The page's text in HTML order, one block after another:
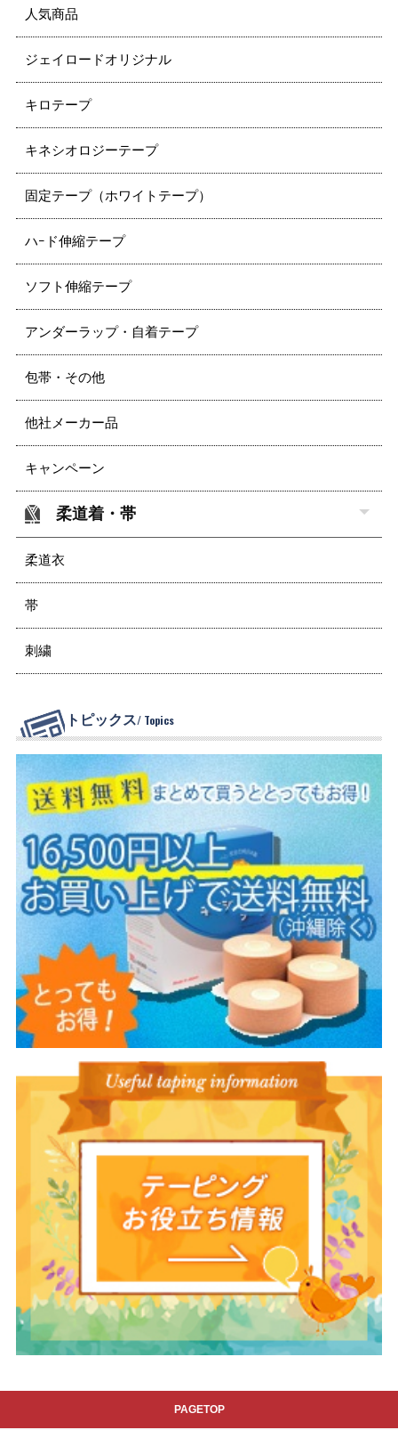
人気商品
ジェイロードオリジナル
キロテープ
キネシオロジーテープ
固定テープ（ホワイトテープ）
ハｰド伸縮テープ
ソフト伸縮テープ
アンダーラップ・自着テープ
包帯・その他
他社メーカー品
キャンペーン
柔道着・帯
柔道衣
帯
刺繍
トピックス/ Topics
PAGETOP